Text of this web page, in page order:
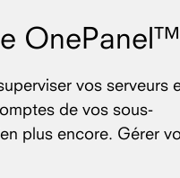
OnePanel™
vos serveurs
de vos sous-
plus encore. Gérer